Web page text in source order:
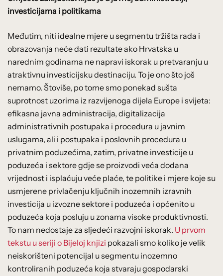
investicijama i politikama
Međutim, niti idealne mjere u segmentu tržišta rada i
obrazovanja neće dati rezultate ako Hrvatska u
narednim godinama ne napravi iskorak u pretvaranju u
atraktivnu investicijsku destinaciju. To je ono što još
nemamo. Štoviše, po tome smo ponekad sušta
suprotnost uzorima iz razvijenoga dijela Europe i svijeta:
efikasna javna administracija, digitalizacija
administrativnih postupaka i procedura u javnim
uslugama, ali i postupaka i poslovnih procedura u
privatnim poduzećima, zatim, privatne investicije u
poduzeća i sektore gdje se proizvodi veća dodana
vrijednost i isplaćuju veće plaće, te politike i mjere koje su
usmjerene privlačenju ključnih inozemnih izravnih
investicija u izvozne sektore i poduzeća i općenito u
poduzeća koja posluju u zonama visoke produktivnosti.
To nam nedostaje za sljedeći razvojni iskorak. U prvom
tekstu u seriji o Bijeloj knjizi pokazali smo koliko je velik
neiskorišteni potencijal u segmentu inozemno
kontroliranih poduzeća koja stvaraju gospodarski